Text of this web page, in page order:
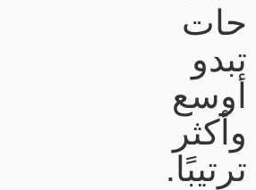
حات
تبدو
أوسع
وأكثر
ترتيبًا.